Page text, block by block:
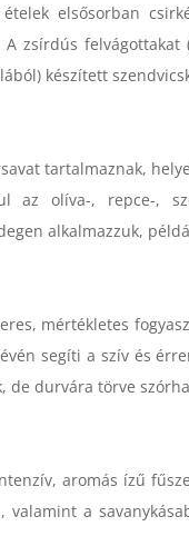
elsősorban
zsírdús felvágottakat
készített
tartalmaznak,
az olíva-, repce-,
alkalmazzuk,
mértékletes
segíti a szív és
de durvára törve
aromás ízű
a